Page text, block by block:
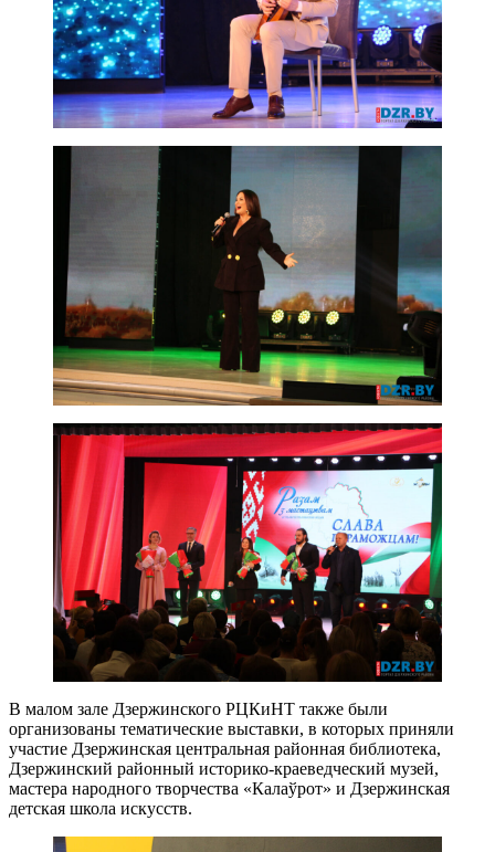
В малом зале Дзержинского РЦКиНТ также были
организованы тематические выставки, в которых приняли
участие Дзержинская центральная районная библиотека,
Дзержинский районный историко-краеведческий музей,
мастера народного творчества «Калаўрот» и Дзержинская
детская школа искусств.